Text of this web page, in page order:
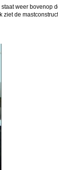
weer bovenop
de